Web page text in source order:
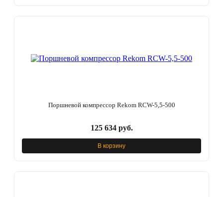
Поршневой компрессор Rekom RCW-5,5-500
125 634 руб.
В корзину